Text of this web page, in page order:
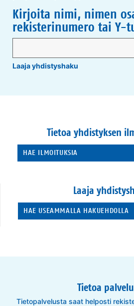
Kirjoita nimi, nimen
rekisterinumero tai Y-
Laaja yhdistyshaku
Tietoa yhdistyksen
HAE ILMOITUKSIA
Laaja
HAE USEAMMALLA HAKUEHDOLLA
Tietoa
Tietopalvelusta saat helposti